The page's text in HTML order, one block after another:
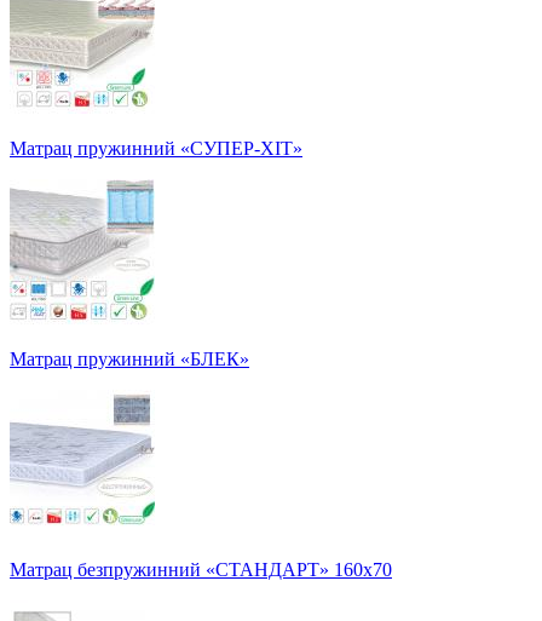
Матрац пружинний «СУПЕР-ХІТ»
Матрац пружинний «БЛЕК»
Матрац безпружинний «СТАНДАРТ» 160х70